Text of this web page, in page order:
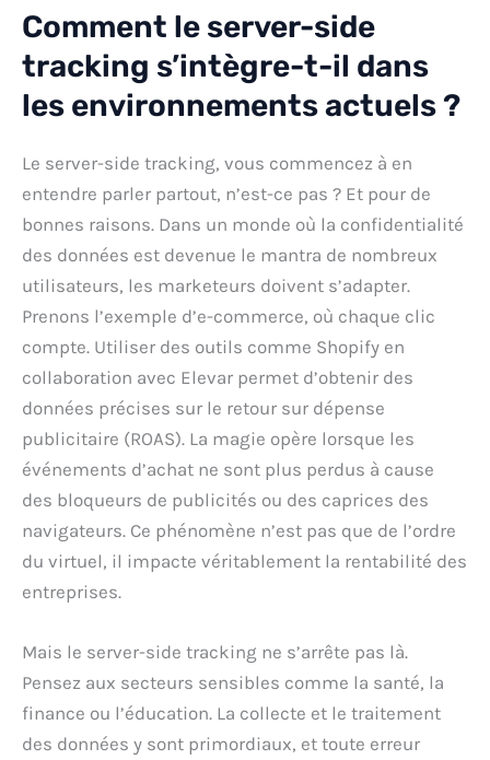
Comment le server-side
tracking s’intègre-t-il dans
les environnements actuels ?
Le server-side tracking, vous commencez à en
entendre parler partout, n’est-ce pas ? Et pour de
bonnes raisons. Dans un monde où la confidentialité
des données est devenue le mantra de nombreux
utilisateurs, les marketeurs doivent s’adapter.
Prenons l’exemple d’e-commerce, où chaque clic
compte. Utiliser des outils comme Shopify en
collaboration avec Elevar permet d’obtenir des
données précises sur le retour sur dépense
publicitaire (ROAS). La magie opère lorsque les
événements d’achat ne sont plus perdus à cause
des bloqueurs de publicités ou des caprices des
navigateurs. Ce phénomène n’est pas que de l’ordre
du virtuel, il impacte véritablement la rentabilité des
entreprises.
Mais le server-side tracking ne s’arrête pas là.
Pensez aux secteurs sensibles comme la santé, la
finance ou l’éducation. La collecte et le traitement
des données y sont primordiaux, et toute erreur